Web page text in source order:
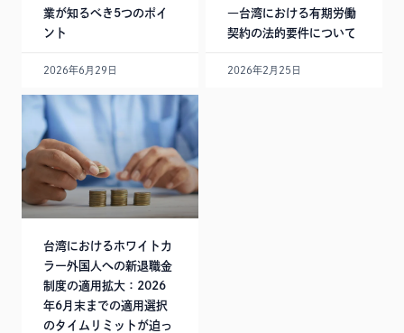
業が知るべき5つのポイ
ント
2026年6月29日
―台湾における有期労働
契約の法的要件について
2026年2月25日
台湾におけるホワイトカ
ラー外国人への新退職金
制度の適用拡大：2026
年6月末までの適用選択
のタイムリミットが迫っ